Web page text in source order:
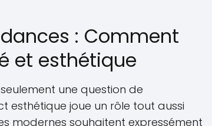
: Comment
et esthétique
une question de
esthétique joue un rôle tout aussi
modernes souhaitent expressément